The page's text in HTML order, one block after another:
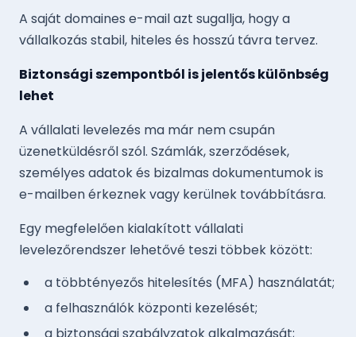
A saját domaines e-mail azt sugallja, hogy a
vállalkozás stabil, hiteles és hosszú távra tervez.
Biztonsági szempontból is jelentős különbség
lehet
A vállalati levelezés ma már nem csupán
üzenetküldésről szól. Számlák, szerződések,
személyes adatok és bizalmas dokumentumok is
e-mailben érkeznek vagy kerülnek továbbításra.
Egy megfelelően kialakított vállalati
levelezőrendszer lehetővé teszi többek között:
a többtényezős hitelesítés (MFA) használatát;
a felhasználók központi kezelését;
a biztonsági szabályzatok alkalmazását;